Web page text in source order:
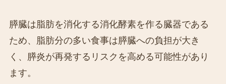
膵臓は脂肪を消化する消化酵素を作る臓器である
ため、脂肪分の多い食事は膵臓への負担が大き
く、膵炎が再発するリスクを高める可能性があり
ます。